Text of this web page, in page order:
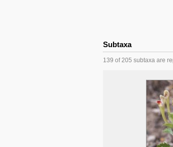
Subtaxa
139 of 205 subtaxa are